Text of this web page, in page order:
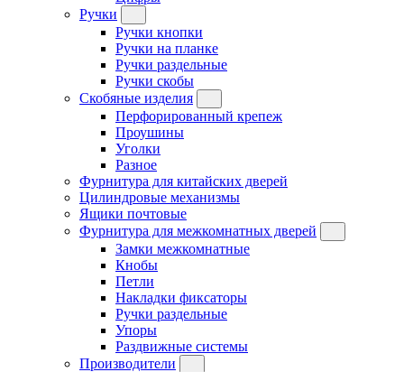
Ручки
Ручки кнопки
Ручки на планке
Ручки раздельные
Ручки скобы
Скобяные изделия
Перфорированный крепеж
Проушины
Уголки
Разное
Фурнитура для китайских дверей
Цилиндровые механизмы
Ящики почтовые
Фурнитура для межкомнатных дверей
Замки межкомнатные
Кнобы
Петли
Накладки фиксаторы
Ручки раздельные
Упоры
Раздвижные системы
Производители